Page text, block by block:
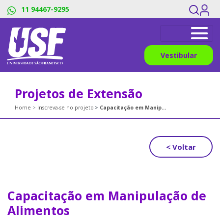
11 94467-9295
Vestibular
Projetos de Extensão
Home Inscreva-se no projeto Capacitação em Manipulação de Alimentos
< Voltar
Capacitação em Manipulação de
Alimentos